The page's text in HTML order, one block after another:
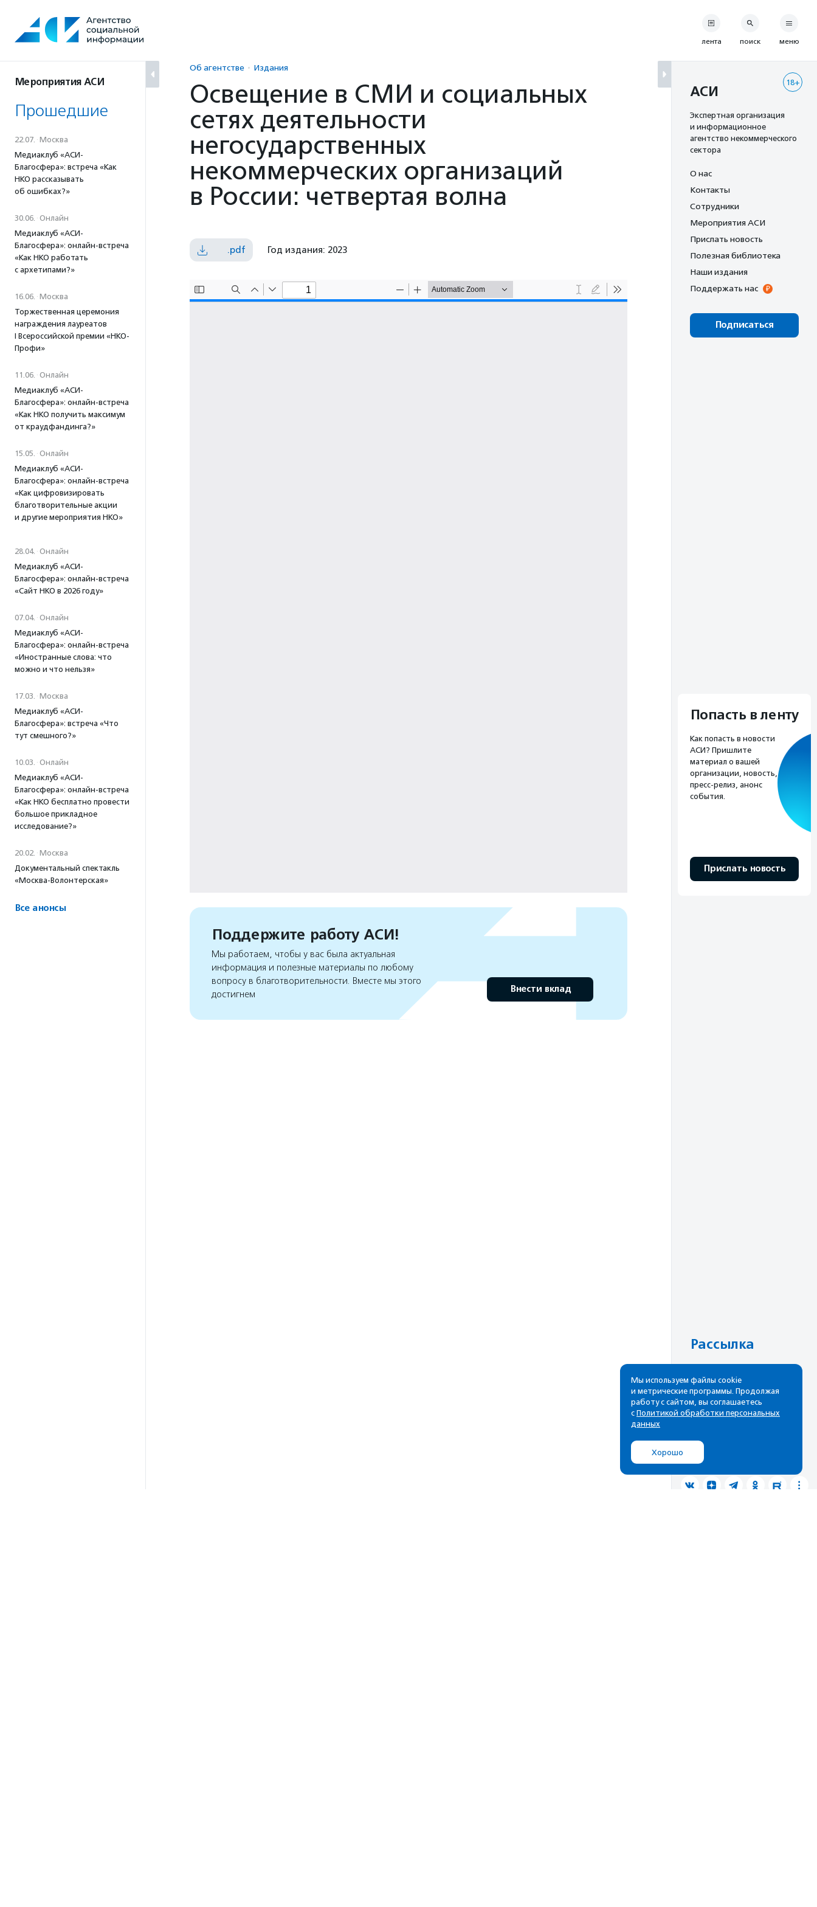
содержанию
Мероприятия АСИ
Прошедшие
22.07. · Москва
Медиаклуб «АСИ-
Благосфера»: встреча «Как
НКО рассказывать
об ошибках?»
30.06. · Онлайн
Медиаклуб «АСИ-
Благосфера»: онлайн-встреча
«Как НКО работать
с архетипами?»
16.06. · Москва
Торжественная церемония
награждения лауреатов
I Всероссийской премии «НКО-
Профи»
11.06. · Онлайн
Медиаклуб «АСИ-
Благосфера»: онлайн-встреча
«Как НКО получить максимум
от краудфандинга?»
15.05. · Онлайн
Медиаклуб «АСИ-
Благосфера»: онлайн-встреча
«Как цифровизировать
благотворительные акции
и другие мероприятия НКО»
28.04. · Онлайн
Медиаклуб «АСИ-
Благосфера»: онлайн-встреча
«Сайт НКО в 2026 году»
07.04. · Онлайн
Медиаклуб «АСИ-
Благосфера»: онлайн-встреча
«Иностранные слова: что
можно и что нельзя»
17.03. · Москва
Медиаклуб «АСИ-
Благосфера»: встреча «Что
тут смешного?»
10.03. · Онлайн
Медиаклуб «АСИ-
Благосфера»: онлайн-встреча
«Как НКО бесплатно провести
большое прикладное
исследование?»
20.02. · Москва
Документальный спектакль
«Москва-Волонтерская»
Все анонсы
Об агентстве Издания
Освещение в СМИ и социальных
сетях деятельности
негосударственных
некоммерческих организаций
в России: четвертая волна
.pdf Год издания: 2023
Поддержите работу АСИ!
Мы работаем, чтобы у вас была актуальная
информация и полезные материалы по любому
вопросу в благотворительности. Вместе мы этого
достигнем
Внести вклад
лента поиск меню
18+
АСИ
Экспертная организация
и информационное
агентство некоммерческого
сектора
О нас
Контакты
Сотрудники
Мероприятия АСИ
Прислать новость
Полезная библиотека
Наши издания
Поддержать нас
Подписаться
Попасть в ленту
Как попасть в новости
АСИ? Пришлите
материал о вашей
организации, новость,
пресс-релиз, анонс
события.
Прислать новость
Рассылка
лучшие материалы в вашем
почтовом ящике
Мы используем файлы cookie
и метрические программы. Продолжая
работу с сайтом, вы соглашаетесь
с Политикой обработки персональных
данных
Хорошо